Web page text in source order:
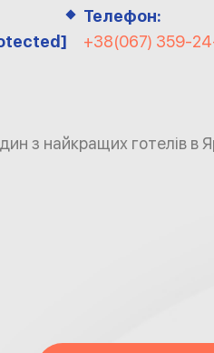
Телефон:
+38(067) 359-
з найкращих готелів в